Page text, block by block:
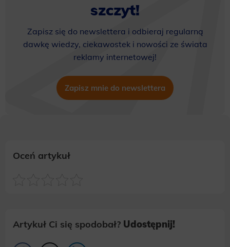
szczyt!
Zapisz się do newslettera i odbieraj regularną
dawkę wiedzy, ciekawostek i nowości ze świata
reklamy internetowej!
Zapisz mnie do newslettera
Oceń artykuł
Artykuł Ci się spodobał? Udostępnij!